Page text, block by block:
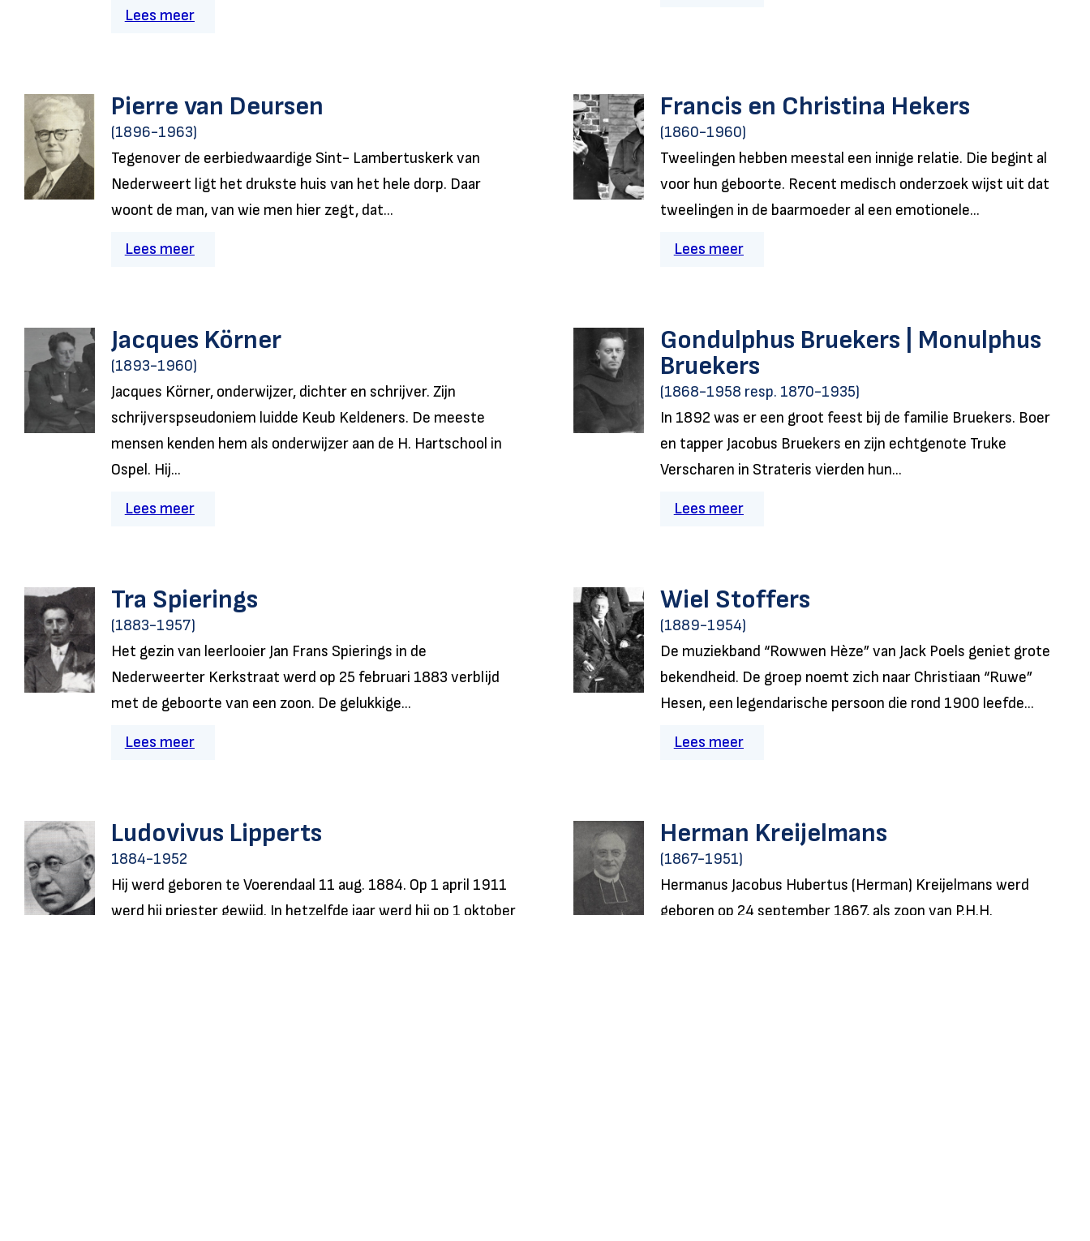
Lees meer
Pierre van Deursen
(1896-1963)
Tegenover de eerbiedwaardige Sint- Lambertuskerk van
Nederweert ligt het drukste huis van het hele dorp. Daar
woont de man, van wie men hier zegt, dat...
Lees meer
Francis en Christina Hekers
(1860-1960)
Tweelingen hebben meestal een innige relatie. Die begint al
voor hun geboorte. Recent medisch onderzoek wijst uit dat
tweelingen in de baarmoeder al een emotionele...
Lees meer
Jacques Körner
(1893-1960)
Jacques Körner, onderwijzer, dichter en schrijver. Zijn
schrijverspseudoniem luidde Keub Keldeners. De meeste
mensen kenden hem als onderwijzer aan de H. Hartschool in
Ospel. Hij...
Lees meer
Gondulphus Bruekers | Monulphus
Bruekers
(1868-1958 resp. 1870-1935)
In 1892 was er een groot feest bij de familie Bruekers. Boer
en tapper Jacobus Bruekers en zijn echtgenote Truke
Verscharen in Strateris vierden hun...
Lees meer
Tra Spierings
(1883-1957)
Het gezin van leerlooier Jan Frans Spierings in de
Nederweerter Kerkstraat werd op 25 februari 1883 verblijd
met de geboorte van een zoon. De gelukkige...
Lees meer
Wiel Stoffers
(1889-1954)
De muziekband “Rowwen Hèze” van Jack Poels geniet grote
bekendheid. De groep noemt zich naar Christiaan “Ruwe”
Hesen, een legendarische persoon die rond 1900 leefde...
Lees meer
Ludovivus Lipperts
1884-1952
Hij werd geboren te Voerendaal 11 aug. 1884. Op 1 april 1911
werd hij priester gewijd. In hetzelfde jaar werd hij op 1 oktober
Herman Kreijelmans
(1867-1951)
Hermanus Jacobus Hubertus (Herman) Kreijelmans werd
geboren op 24 september 1867, als zoon van P.H.H.